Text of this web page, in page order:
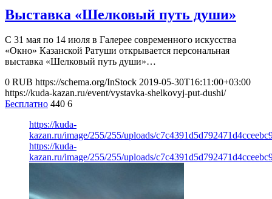
Выставка «Шелковый путь души»
С 31 мая по 14 июля в Галерее современного искусства
«Окно» Казанской Ратуши открывается персональная
выставка «Шелковый путь души»…
0 RUB https://schema.org/InStock 2019-05-30T16:11:00+03:00
https://kuda-kazan.ru/event/vystavka-shelkovyj-put-dushi/
Бесплатно 440 6
https://kuda-
kazan.ru/image/255/255/uploads/
https://kuda-
kazan.ru/image/255/255/uploads/